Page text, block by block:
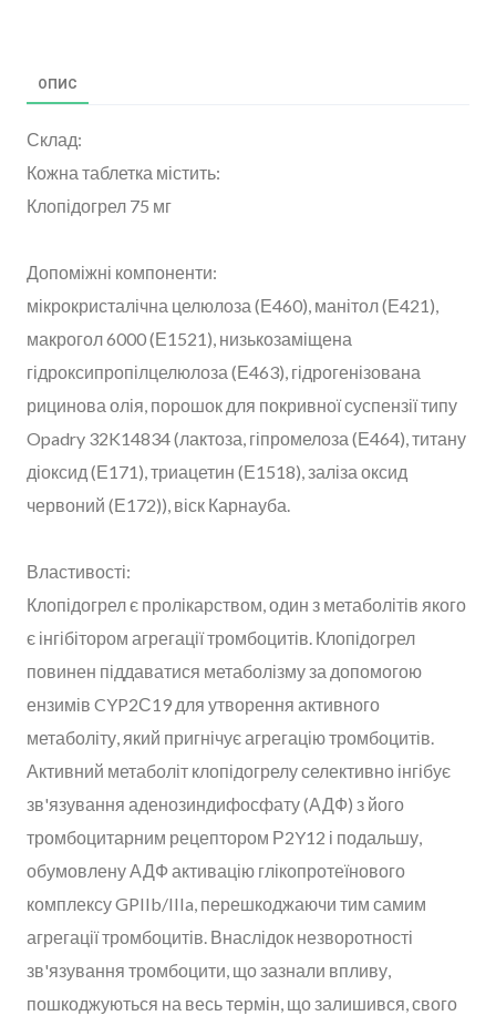
ОПИС
Склад:
Кожна таблетка містить:
Клопідогрел 75 мг
Допоміжні компоненти:
мікрокристалічна целюлоза (Е460), манітол (Е421),
макрогол 6000 (Е1521), низькозаміщена
гідроксипропілцелюлоза (Е463), гідрогенізована
рицинова олія, порошок для покривної суспензії типу
Opadry 32K14834 (лактоза, гіпромелоза (Е464), титану
діоксид (Е171), триацетин (Е1518), заліза оксид
червоний (Е172)), віск Карнауба.
Властивості:
Клопідогрел є пролікарством, один з метаболітів якого
є інгібітором агрегації тромбоцитів. Клопідогрел
повинен піддаватися метаболізму за допомогою
ензимів CYP2С19 для утворення активного
метаболіту, який пригнічує агрегацію тромбоцитів.
Активний метаболіт клопідогрелу селективно інгібує
зв'язування аденозиндифосфату (АДФ) з його
тромбоцитарним рецептором Р2Y12 і подальшу,
обумовлену АДФ активацію глікопротеїнового
комплексу GPIIb/IIIa, перешкоджаючи тим самим
агрегації тромбоцитів. Внаслідок незворотності
зв'язування тромбоцити, що зазнали впливу,
пошкоджуються на весь термін, що залишився, свого